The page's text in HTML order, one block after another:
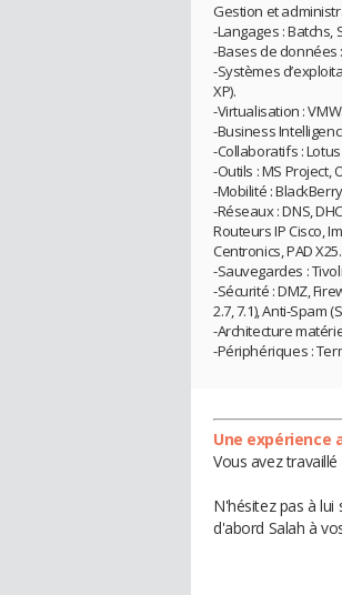
Gestion et
-Langages : Batchs,
-Bases de données :
-Systèmes
XP).
-Virtualisation :
-Business
-Collaboratifs :
-Outils : MS Project,
-Mobilité :
-Réseaux : DNS,
Routeurs IP Cisco,
Centronics, PAD X25.
-Sauvegardes :
-Sécurité : DMZ,
2.7, 7.1), Anti-Spam
-Architecture
-Périphériques :
Une expérience
Vous avez
N'hésitez pas à
d'abord Salah à